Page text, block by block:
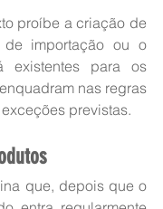
proíbe a criação de
de importação ou o
existentes para os
nas regras
previstas.
que, depois que o